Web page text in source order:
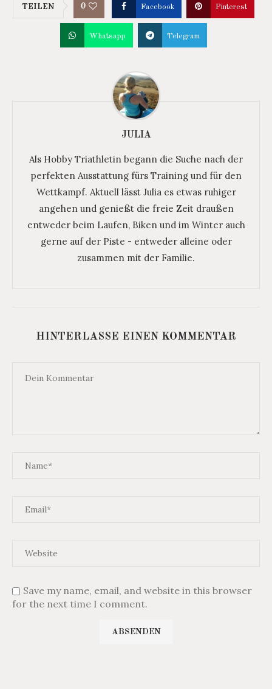
TEILEN 0 Facebook Pinterest
Whatsapp Telegram
JULIA
Als Hobby Triathletin begann die Suche nach der
perfekten Ausstattung fürs Training und für den
Wettkampf. Aktuell lässt Julia es etwas ruhiger
angehen und genießt die freie Zeit draußen
entweder beim Laufen, Biken und im Winter auch
gerne auf der Piste - entweder alleine oder
zusammen mit der Familie.
HINTERLASSE EINEN KOMMENTAR
Save my name, email, and website in this browser
for the next time I comment.